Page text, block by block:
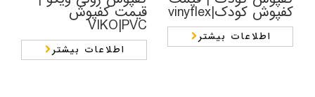
قیمت کفپوش
VIKO|PVC
اطلاعات بیشتر
کفپوش کودک|vinyflex
اطلاعات بیشتر